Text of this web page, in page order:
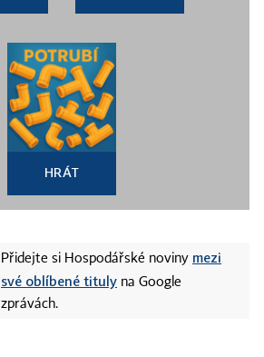
HRÁT
Přidejte si Hospodářské noviny mezi
své oblíbené tituly na Google
zprávách.